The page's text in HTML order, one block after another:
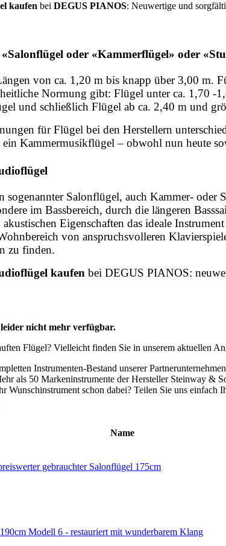
kaufen bei DEGUS PIANOS: Neuwertige und
oder «Kammerflügel» oder
von ca. 1,20 m bis knapp über 3,00 m.
Normung gibt: Flügel unter ca. 1,70
und schließlich Flügel ab ca. 2,40 m und
für Flügel bei den Herstellern
ein Kammermusikflügel – obwohl nun heute
sogenannter Salonflügel, auch Kammer-
im Bassbereich, durch die längeren
Eigenschaften das ideale
von anspruchsvolleren
zu finden.
kaufen bei DEGUS PIANOS:
nicht mehr verfügbar.
Flügel? Vielleicht finden Sie in unserem aktuellen
Instrumenten-Bestand unserer
als 50 Markeninstrumente der Hersteller Steinway &
schon dabei? Teilen Sie uns einfach
Name
gebrauchter Salonflügel 175cm
Modell 6 - restauriert mit wunderbarem Klang